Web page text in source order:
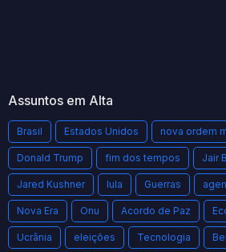
Assuntos em Alta
Brasil Estados Unidos nova ordem
Donald Trump fim dos tempos Jair
Jared Kushner lula Guerras
Nova Era Onu Acordo de Paz
Ucrânia eleições Tecnologia